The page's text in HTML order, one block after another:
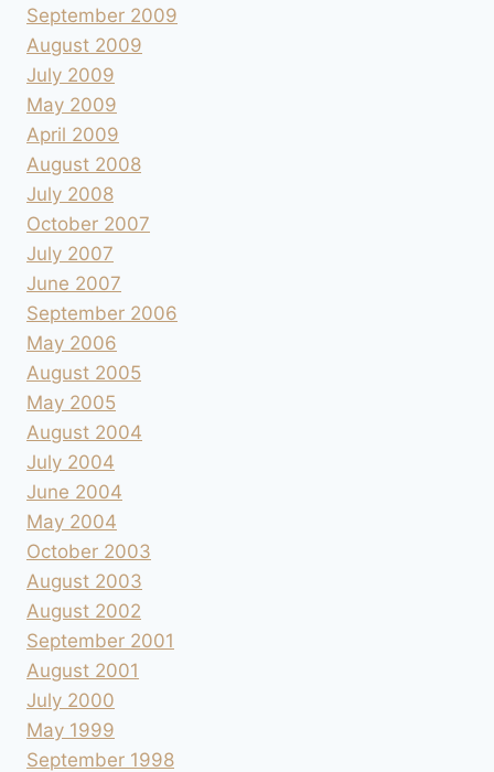
September 2009
August 2009
July 2009
May 2009
April 2009
August 2008
July 2008
October 2007
July 2007
June 2007
September 2006
May 2006
August 2005
May 2005
August 2004
July 2004
June 2004
May 2004
October 2003
August 2003
August 2002
September 2001
August 2001
July 2000
May 1999
September 1998